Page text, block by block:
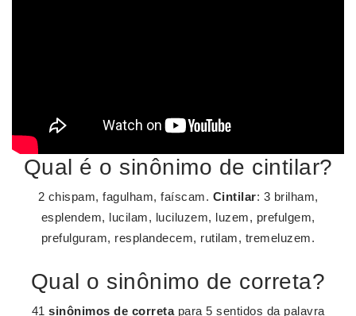
Qual é o sinônimo de cintilar?
2 chispam, fagulham, faíscam. Cintilar: 3 brilham,
esplendem, lucilam, luciluzem, luzem, prefulgem,
prefulguram, resplandecem, rutilam, tremeluzem.
Qual o sinônimo de correta?
41 sinônimos de corretapara 5 sentidos da palavra